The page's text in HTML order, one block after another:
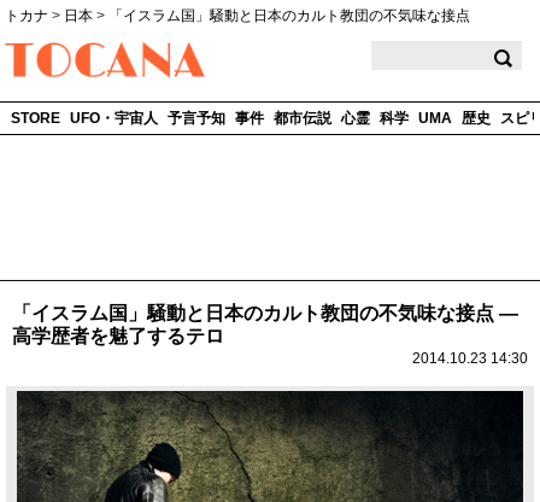
トカナ > 日本 >
「イスラム国」騒動と日本のカルト教団の不気味な接点
STORE UFO・宇宙人 予言予知 事件 都市伝説 心霊 科学 UMA 歴史 スピ
「イスラム国」騒動と日本のカルト教団の不気味な接点 ―
高学歴者を魅了するテロ
2014.10.23 14:30